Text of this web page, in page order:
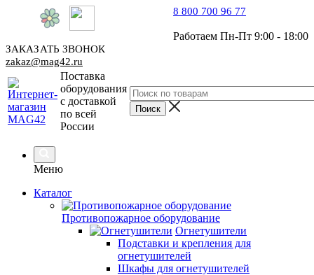
8 800 700 96 77
Работаем Пн-Пт 9:00 - 18:00
ЗАКАЗАТЬ ЗВОНОК
zakaz@mag42.ru
Поставка
оборудования
с доставкой
по всей
России
Меню
Каталог
Противопожарное оборудование
Огнетушители
Подставки и крепления для
огнетушителей
Шкафы для огнетушителей